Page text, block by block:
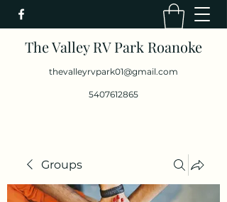
The Valley RV Park Roanoke
thevalleyrvpark01@gmail.com
5407612865
Groups